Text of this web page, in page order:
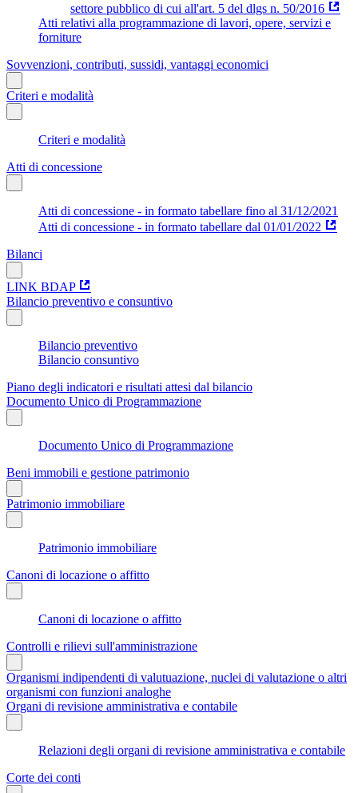
settore pubblico di cui all'art. 5 del dlgs n. 50/2016
Atti relativi alla programmazione di lavori, opere, servizi e
forniture
Sovvenzioni, contributi, sussidi, vantaggi economici
Criteri e modalità
Criteri e modalità
Atti di concessione
Atti di concessione - in formato tabellare fino al 31/12/2021
Atti di concessione - in formato tabellare dal 01/01/2022
Bilanci
LINK BDAP
Bilancio preventivo e consuntivo
Bilancio preventivo
Bilancio consuntivo
Piano degli indicatori e risultati attesi dal bilancio
Documento Unico di Programmazione
Documento Unico di Programmazione
Beni immobili e gestione patrimonio
Patrimonio immobiliare
Patrimonio immobiliare
Canoni di locazione o affitto
Canoni di locazione o affitto
Controlli e rilievi sull'amministrazione
Organismi indipendenti di valutuazione, nuclei di valutazione o altri
organismi con funzioni analoghe
Organi di revisione amministrativa e contabile
Relazioni degli organi di revisione amministrativa e contabile
Corte dei conti